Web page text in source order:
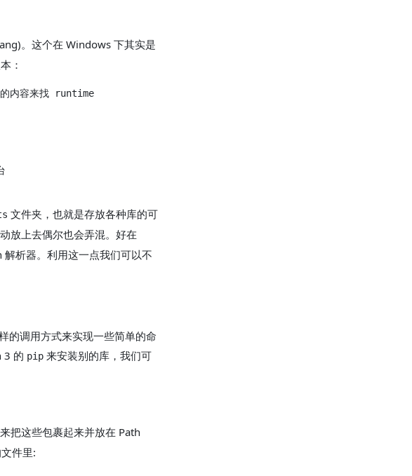
。这个在 Windows 下其实是
：
文件夹，也就是存放各种库的可
放上去偶尔也会弄混。好在
析器。利用这一点我们可以不
的调用方式来实现一些简单的命
3 的 pip 来安装别的库，我们可
把这些包裹起来并放在 Path
件里: